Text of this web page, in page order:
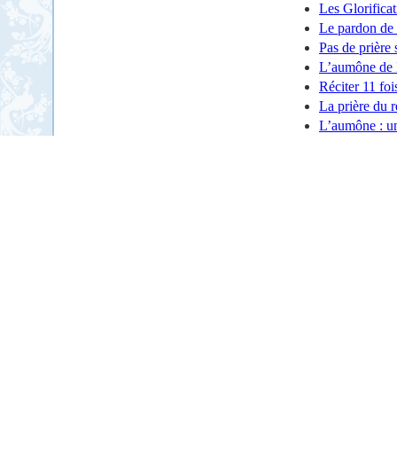
Les
Le pardon de
Pas de prière
L’aumône
Réciter 11
La prière du
L’aumône :